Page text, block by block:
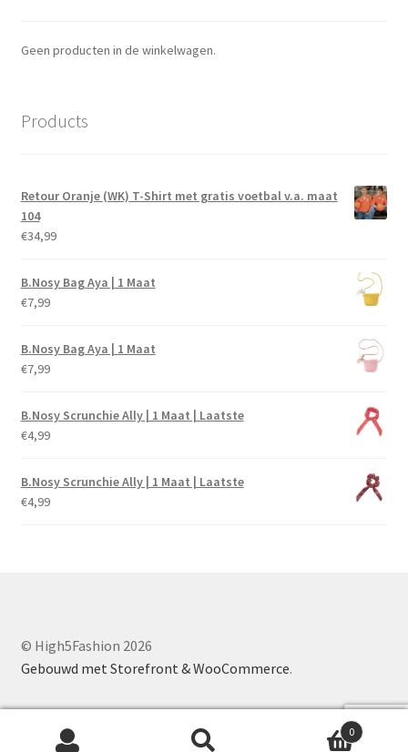
Geen producten in de winkelwagen.
Products
Retour Oranje (WK) T-Shirt met gratis voetbal v.a. maat
104
€34,99
B.Nosy Bag Aya | 1 Maat
€7,99
B.Nosy Bag Aya | 1 Maat
€7,99
B.Nosy Scrunchie Ally | 1 Maat | Laatste
€4,99
B.Nosy Scrunchie Ally | 1 Maat | Laatste
€4,99
© High5Fashion 2026
Gebouwd met Storefront & WooCommerce.
0